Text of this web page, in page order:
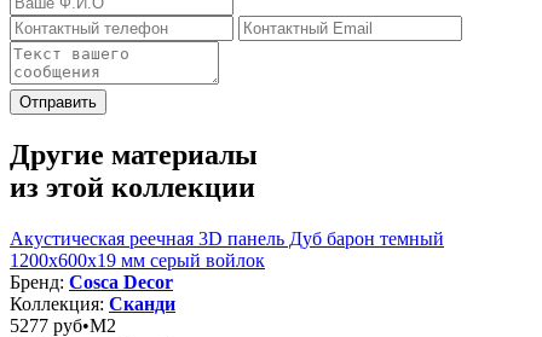
Отправить
Другие материалы
из этой коллекции
Акустическая реечная 3D панель Дуб барон темный
1200x600x19 мм серый войлок
Бренд: Cosca Decor
Коллекция: Сканди
5277 руб•M2